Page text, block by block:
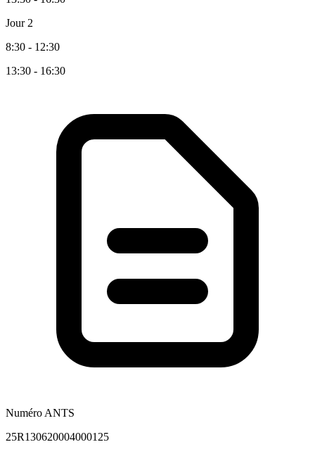
Jour 2
8:30 - 12:30
13:30 - 16:30
Numéro ANTS
25R130620004000125